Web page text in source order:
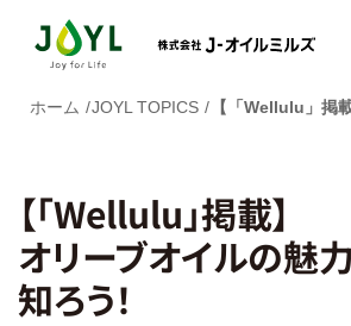
ホーム JOYL TOPICS
【「Wellulu」掲載】
オリーブオイルの魅
知ろう！